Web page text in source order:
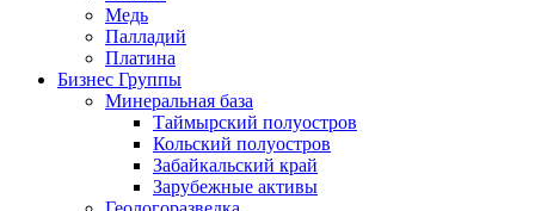
Медь
Палладий
Платина
Бизнес Группы
Минеральная база
Таймырский полуостров
Кольский полуостров
Забайкальский край
Зарубежные активы